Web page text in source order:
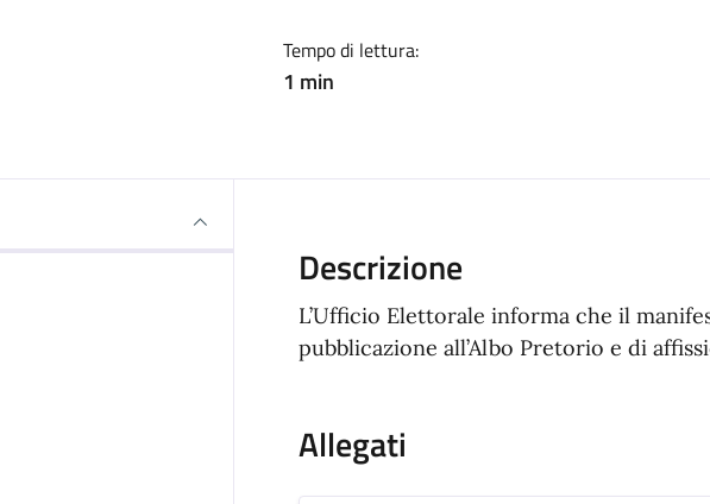
Tempo di lettura:
1 min
Descrizione
L’Ufficio Elettorale informa che il
pubblicazione all’Albo Pretorio e di
Allegati